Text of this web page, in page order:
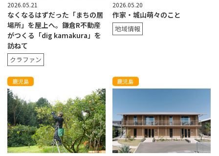
2026.05.21
なくなるはずだった「まちの居
場所」を屋上へ。鎌倉R不動産
がつくる「dig kamakura」を
訪ねて
クラファン
2026.05.20
作家・城山萌々のこと
地域情報
鹿児島 鹿児島